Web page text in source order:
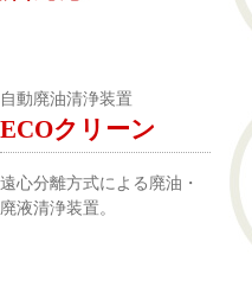
自動廃油清浄装置
ECOクリーン
遠心分離方式による廃油・
廃液清浄装置。